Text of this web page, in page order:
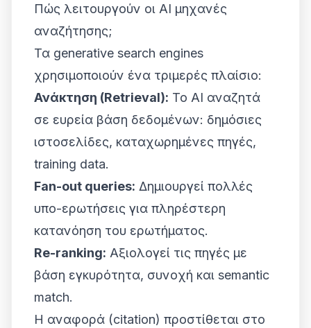
Πώς λειτουργούν οι AI μηχανές
αναζήτησης;
Τα generative search engines
χρησιμοποιούν ένα τριμερές πλαίσιο:
Ανάκτηση (Retrieval): Το AI αναζητά
σε ευρεία βάση δεδομένων: δημόσιες
ιστοσελίδες, καταχωρημένες πηγές,
training data.
Fan-out queries: Δημιουργεί πολλές
υπο-ερωτήσεις για πληρέστερη
κατανόηση του ερωτήματος.
Re-ranking: Αξιολογεί τις πηγές με
βάση εγκυρότητα, συνοχή και semantic
match.
Η αναφορά (citation) προστίθεται στο